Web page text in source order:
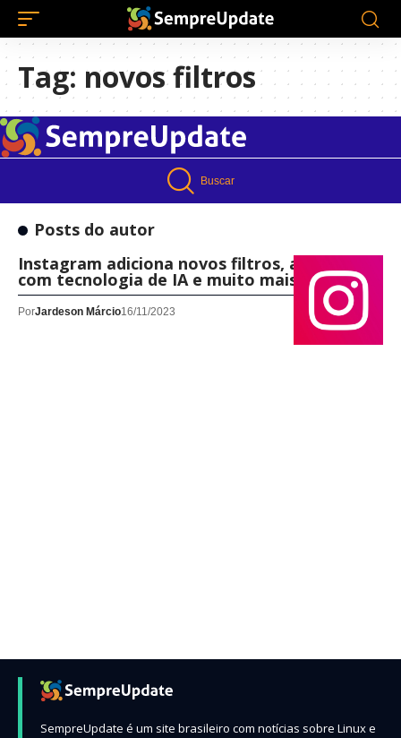
Tag: novos filtros
Buscar
Posts do autor
Instagram adiciona novos filtros, adesivos
com tecnologia de IA e muito mais!
PorJardeson Márcio16/11/2023
SempreUpdate é um site brasileiro com notícias sobre Linux e